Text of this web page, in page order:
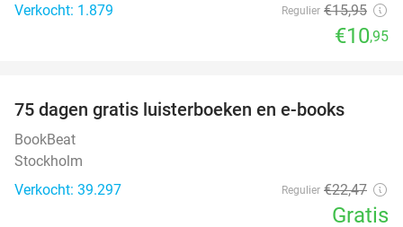
Verkocht: 1.879
Regulier €15,95
€10,95
75 dagen gratis luisterboeken en e-books
BookBeat
Stockholm
Verkocht: 39.297
Regulier €22,47
Gratis